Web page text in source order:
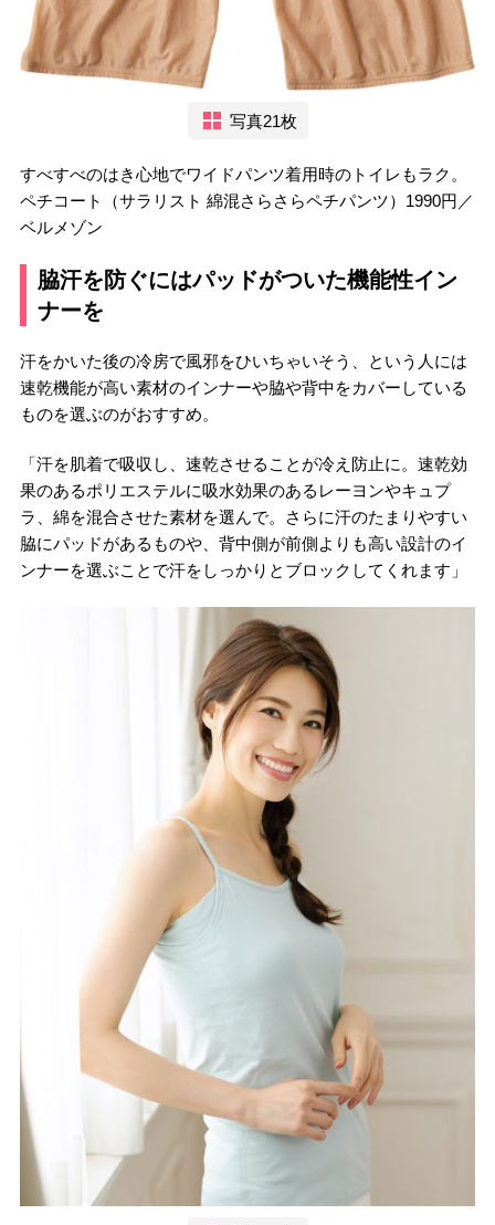
写真21枚
すべすべのはき心地でワイドパンツ着用時のトイレもラク。
ペチコート（サラリスト 綿混さらさらペチパンツ）1990円／
ベルメゾン
脇汗を防ぐにはパッドがついた機能性イン
ナーを
汗をかいた後の冷房で風邪をひいちゃいそう、という人には
速乾機能が高い素材のインナーや脇や背中をカバーしている
ものを選ぶのがおすすめ。
「汗を肌着で吸収し、速乾させることが冷え防止に。速乾効
果のあるポリエステルに吸水効果のあるレーヨンやキュプ
ラ、綿を混合させた素材を選んで。さらに汗のたまりやすい
脇にパッドがあるものや、背中側が前側よりも高い設計のイ
ンナーを選ぶことで汗をしっかりとブロックしてくれます」